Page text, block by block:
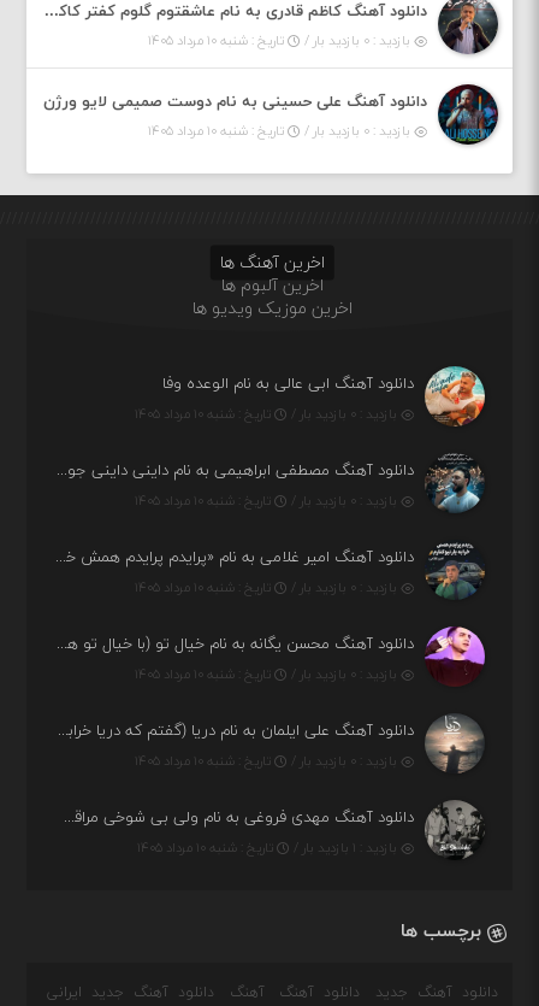
دانلود آهنگ کاظم قادری به نام عاشقتوم گلوم کفتر کاکلوم
بازدید : ۰ بازدید بار / تاریخ : شنبه ۱۰ مرداد ۱۴۰۵
دانلود آهنگ علی حسینی به نام دوست صمیمی لایو ورژن
بازدید : ۰ بازدید بار / تاریخ : شنبه ۱۰ مرداد ۱۴۰۵
اخرین آهنگ ها
اخرین آلبوم ها
اخرین موزیک ویدیو ها
دانلود آهنگ ابی عالی به نام الوعده وفا
بازدید : ۰ بازدید بار / تاریخ : شنبه ۱۰ مرداد ۱۴۰۵
دانلود آهنگ مصطفی ابراهیمی به نام داینی داینی جونم قربون پنج تیر پرونم
بازدید : ۰ بازدید بار / تاریخ : شنبه ۱۰ مرداد ۱۴۰۵
دانلود آهنگ امیر غلامی به نام «پرایدم پرایدم همش خرابه یار نیو کنارم دیگه پولی نداروم (ریمیکس اینستاگرام)»
بازدید : ۰ بازدید بار / تاریخ : شنبه ۱۰ مرداد ۱۴۰۵
دانلود آهنگ محسن یگانه به نام خیال تو (با خیال تو هنوزم مثل هر روز و همیشه ریمیکس)
بازدید : ۰ بازدید بار / تاریخ : شنبه ۱۰ مرداد ۱۴۰۵
دانلود آهنگ علی ایلمان به نام دریا (گفتم که دریا خرابه نمه بارونه لب شط و نبین)
بازدید : ۰ بازدید بار / تاریخ : شنبه ۱۰ مرداد ۱۴۰۵
دانلود آهنگ مهدی فروغی به نام ولی بی شوخی مراقب من باش
بازدید : ۱ بازدید بار / تاریخ : شنبه ۱۰ مرداد ۱۴۰۵
برچسب ها
دانلود آهنگ جدید دانلود آهنگ آهنگ دانلود آهنگ جدید ایرانی